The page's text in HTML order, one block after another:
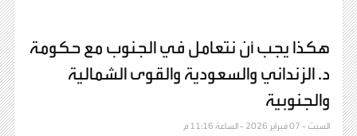
هكذا يجب أن نتعامل في الجنوب مع حكومة
د. الزنداني والسعودية والقوى الشمالية
والجنوبية
السبت - 07 فبراير 2026 - الساعة 11:16 م